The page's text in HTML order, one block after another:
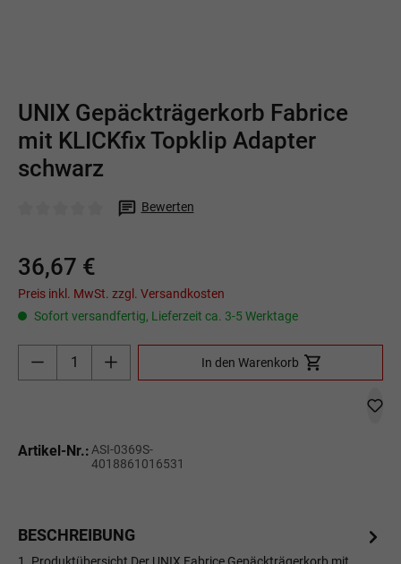
UNIX Gepäckträgerkorb Fabrice
mit KLICKfix Topklip Adapter
schwarz
Bewerten
36,67 €
Preis inkl. MwSt. zzgl. Versandkosten
Sofort versandfertig, Lieferzeit ca. 3-5 Werktage
Produkt Anzahl: Gib den gewünschten Wert
In den Warenkorb
Artikel-Nr.: ASI-0369S-
4018861016531
BESCHREIBUNG